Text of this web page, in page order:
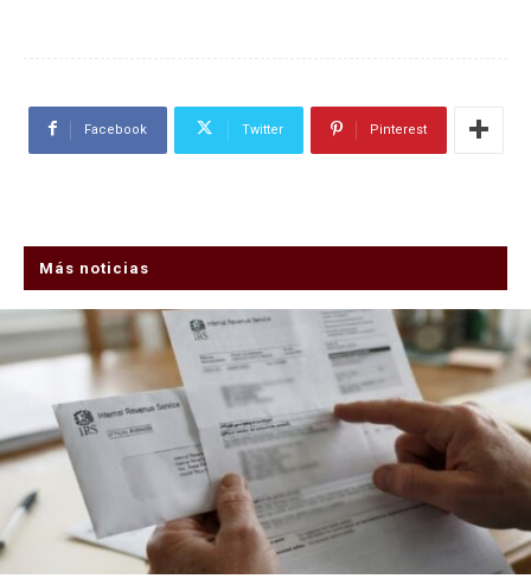
Facebook Twitter Pinterest
Más noticias